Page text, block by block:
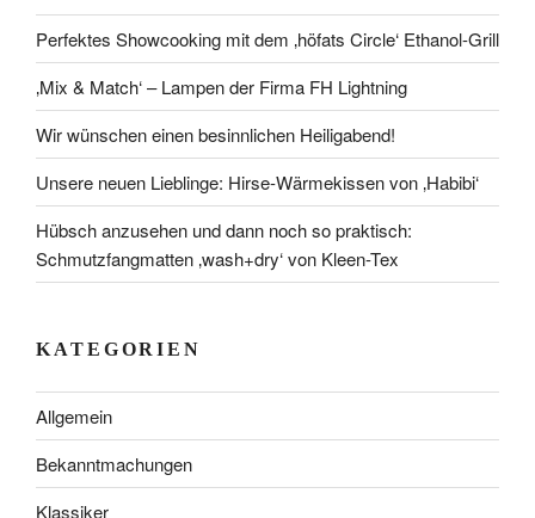
Perfektes Showcooking mit dem ‚höfats Circle‘ Ethanol-Grill
‚Mix & Match‘ – Lampen der Firma FH Lightning
Wir wünschen einen besinnlichen Heiligabend!
Unsere neuen Lieblinge: Hirse-Wärmekissen von ‚Habibi‘
Hübsch anzusehen und dann noch so praktisch:
Schmutzfangmatten ‚wash+dry‘ von Kleen-Tex
KATEGORIEN
Allgemein
Bekanntmachungen
Klassiker